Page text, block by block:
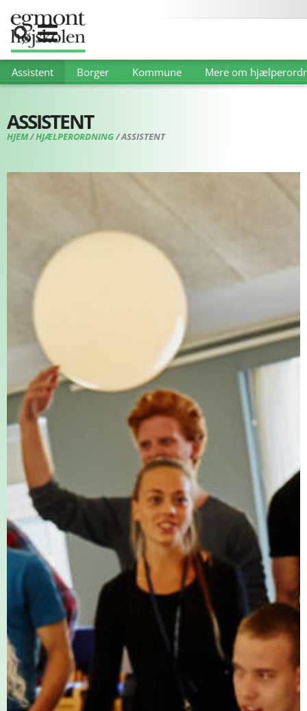
Assistent Borger Kommune Mere om
ASSISTENT
HJEM/HJÆLPERORDNING/ASSISTENT